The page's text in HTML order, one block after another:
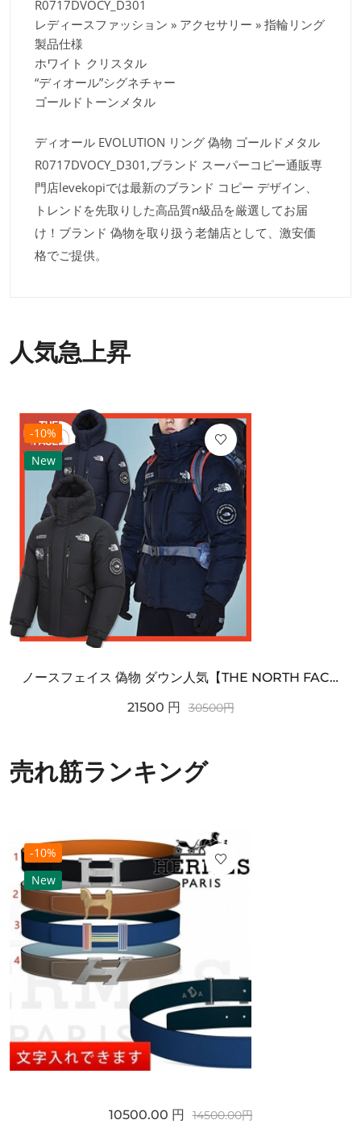
R0717DVOCY_D301
レディースファッション » アクセサリー » 指輪リング
製品仕様
ホワイト クリスタル
“ディオール”シグネチャー
ゴールドトーンメタル
ディオール EVOLUTION リング 偽物 ゴールドメタル
R0717DVOCY_D301,ブランド スーパーコピー通販専
門店levekopiでは最新のブランド コピー デザイン、
トレンドを先取りした高品質n級品を厳選してお届
け！ブランド 偽物を取り扱う老舗店として、激安価
格でご提供。
人気急上昇
-10%
New
ノースフェイス 偽物 ダウン人気【THE NORTH FACE】M'S 7 SUMMIT HIM...
21500 円 30500円
売れ筋ランキング
-10%
New
10500.00 円 14500.00円